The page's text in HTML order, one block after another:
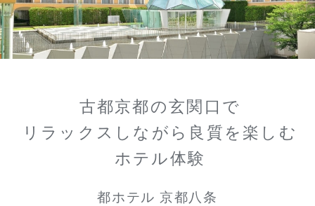
古都京都の玄関口で
リラックスしながら良質を楽しむ
ホテル体験
都ホテル 京都八条